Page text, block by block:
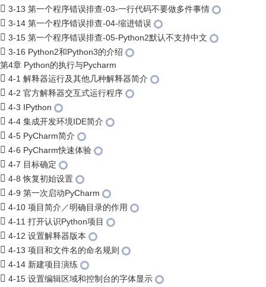
3-13 第一个程序错误排查-03-一行代码不要做多件事情
3-14 第一个程序错误排查-04-缩进错误
3-15 第一个程序错误排查-05-Python2默认不支持中文
3-16 Python2和Python3的介绍
第4章 Python的执行与Pycharm
4-1 解释器运行及其他几种解释器简介
4-2 官方解释器交互式运行程序
4-3 IPython
4-4 集成开发环境IDE简介
4-5 PyCharm简介
4-6 PyCharm快速体验
4-7 目标确定
4-8 恢复初始设置
4-9 第一次启动PyCharm
4-10 项目简介／明确目录的作用
4-11 打开认识Python项目
4-12 设置解释器版本
4-13 项目和文件名的命名规则
4-14 新建项目演练
4-15 设置编辑区域和控制台的字体显示